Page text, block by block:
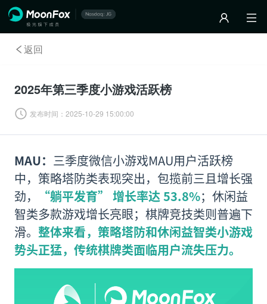
返回
2025年第三季度小游戏活跃榜
发布时间： 2025-10-29 15:00:00
MAU： 三季度微信小游戏MAU用户活跃榜
中，策略塔防类表现突出，包揽前三且增长强
劲，
“躺平发育” 增长率达 53.8%；休闲益
智类多款游戏增长亮眼；棋牌竞技类则普遍下
滑。 整体来看，策略塔防和休闲益智类小游戏
势头正猛，传统棋牌类面临用户流失压力。